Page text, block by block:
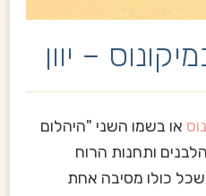
– יוון
או בשמו השני "היהלום
ותחנות הרוח
שכל כולו מסיבה אחת